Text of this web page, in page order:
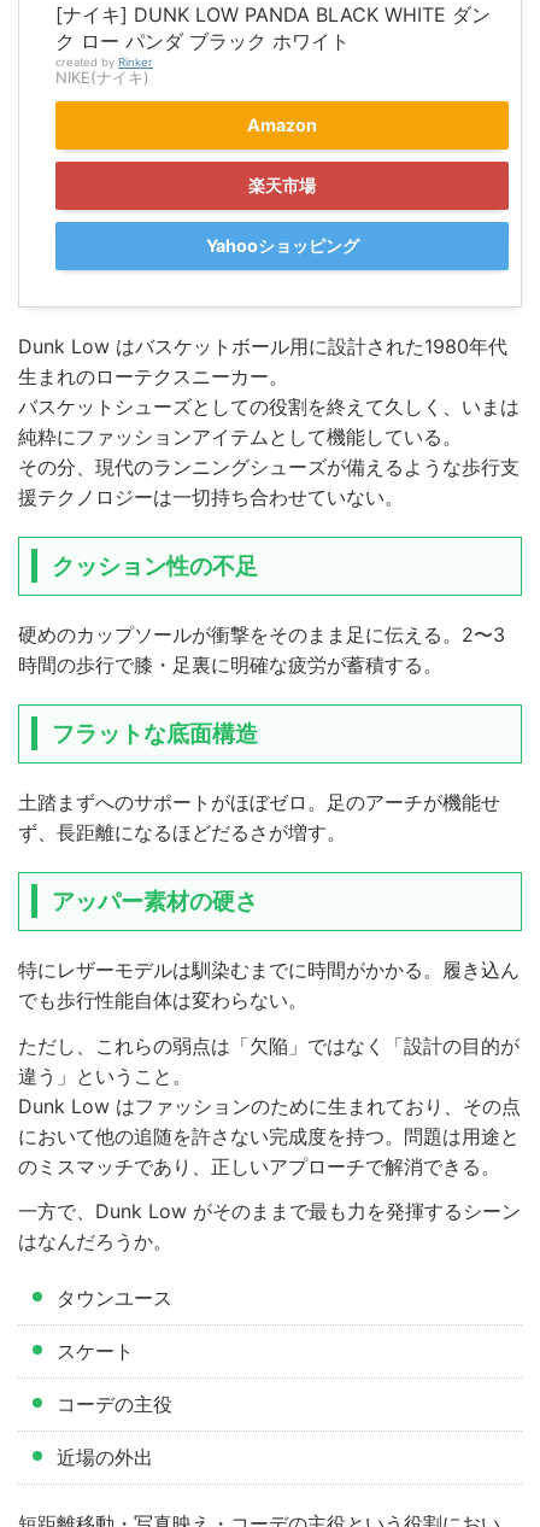
[ナイキ] DUNK LOW PANDA BLACK WHITE ダン
ク ロー パンダ ブラック ホワイト
created by Rinker
NIKE(ナイキ)
Amazon
楽天市場
Yahooショッピング
Dunk Low はバスケットボール用に設計された1980年代
生まれのローテクスニーカー。
バスケットシューズとしての役割を終えて久しく、いまは
純粋にファッションアイテムとして機能している。
その分、現代のランニングシューズが備えるような歩行支
援テクノロジーは一切持ち合わせていない。
クッション性の不足
硬めのカップソールが衝撃をそのまま足に伝える。2〜3
時間の歩行で膝・足裏に明確な疲労が蓄積する。
フラットな底面構造
土踏まずへのサポートがほぼゼロ。足のアーチが機能せ
ず、長距離になるほどだるさが増す。
アッパー素材の硬さ
特にレザーモデルは馴染むまでに時間がかかる。履き込ん
でも歩行性能自体は変わらない。
ただし、これらの弱点は「欠陥」ではなく「設計の目的が
違う」ということ。
Dunk Low はファッションのために生まれており、その点
において他の追随を許さない完成度を持つ。問題は用途と
のミスマッチであり、正しいアプローチで解消できる。
一方で、Dunk Low がそのままで最も力を発揮するシーン
はなんだろうか。
タウンユース
スケート
コーデの主役
近場の外出